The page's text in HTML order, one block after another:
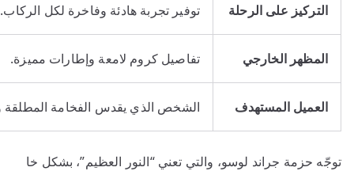
التركيز على الرحلة توفير تجربة هادئة وفاخرة لكل الركاب.
المظهر الخارجي تفاصيل كروم لامعة وإطارات مميزة.
العميل المستهدف الشخص الذي يقدس الفخامة المطلقة
توجّه حزمة جراند لوسو، والتي تعني “النور العظيم”، بشكل خا